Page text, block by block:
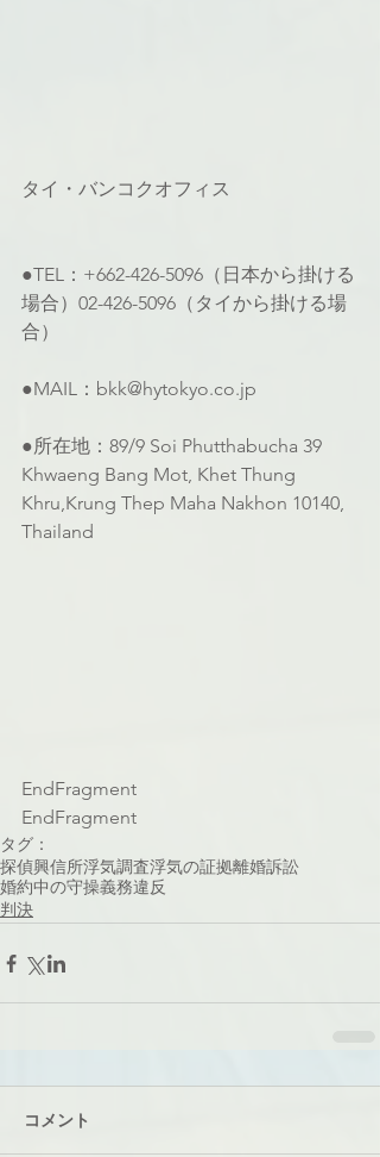
タイ・バンコクオフィス
●TEL：+662-426-5096（日本から掛ける
場合）02-426-5096（タイから掛ける場
合）
●MAIL：bkk@hytokyo.co.jp
●所在地：89/9 Soi Phutthabucha 39
Khwaeng Bang Mot, Khet Thung
Khru,Krung Thep Maha Nakhon 10140,
Thailand
EndFragment
EndFragment
タグ：
探偵興信所浮気調査浮気の証拠離婚訴訟
婚約中の守操義務違反
判決
コメント